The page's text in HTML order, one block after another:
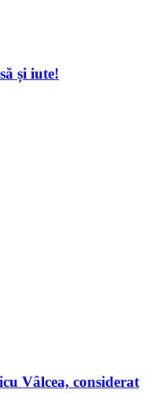
și iute!
Vâlcea, considerat